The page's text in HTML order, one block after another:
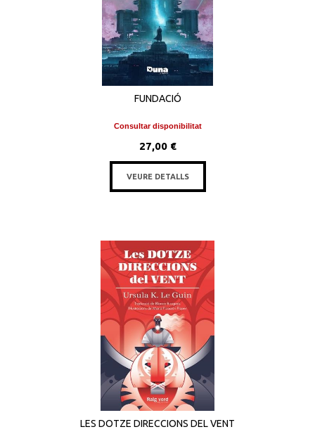
FUNDACIÓ
Consultar disponibilitat
27,00 €
VEURE DETALLS
LES DOTZE DIRECCIONS DEL VENT